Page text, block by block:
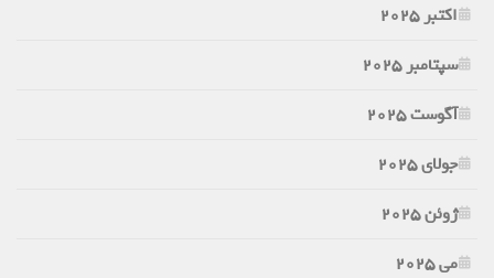
اکتبر 2025
سپتامبر 2025
آگوست 2025
جولای 2025
ژوئن 2025
می 2025